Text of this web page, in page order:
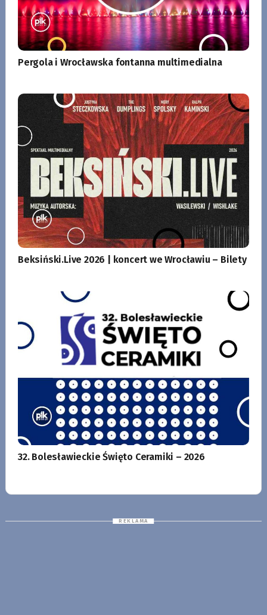
Pergola i Wrocławska fontanna multimedialna
Beksiński.Live 2026 | koncert we Wrocławiu – Bilety
32. Bolesławieckie Święto Ceramiki – 2026